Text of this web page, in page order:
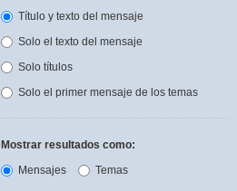
Título y texto del mensaje
Solo el texto del mensaje
Solo títulos
Solo el primer mensaje de los temas
Mostrar resultados como:
Mensajes
Temas